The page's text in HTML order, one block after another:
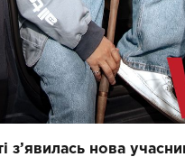
з’явилась нова